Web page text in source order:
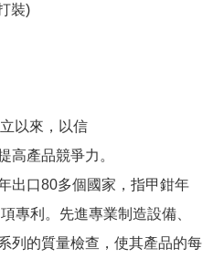
指甲鉗
高產品競爭力。
出口80多個國家，指甲鉗年
專利。先進專業制造設備、
列的質量檢查，使其產品的每